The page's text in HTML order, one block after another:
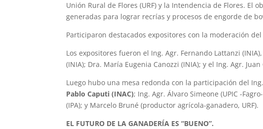
Unión Rural de Flores (URF) y la Intendencia de Flores. El
generadas para lograr recrías y procesos de engorde de
Participaron destacados expositores con la moderación del
Los expositores fueron el Ing. Agr. Fernando Lattanzi
(INIA); Dra. María Eugenia Canozzi (INIA); y el Ing. Agr. Juan
Luego hubo una mesa redonda con la participación del
Pablo Caputi (INAC); Ing. Agr. Álvaro Simeone (UPIC -
(IPA); y Marcelo Bruné (productor agrícola-ganadero, URF).
EL FUTURO DE LA GANADERÍA ES “BUENO”.